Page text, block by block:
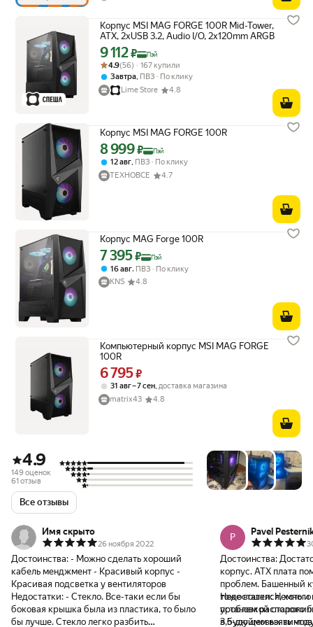
Корпус MSI MAG FORGE 100R Mid-Tower,
ATX, 2xUSB 3.2, Audio I/O, 2x120mm ARGB
Цена с картой Яндекс Пэй 9112 ₽ вместо
9 112₽ Пэй
Рейтинг товара: 4.9 из 5
Оценок: (56) · 167 купили
4.9(56) · 167 купили
Завтра, ПВЗ
По клику
Lime Store
4.8
Корпус MSI MAG FORGE 100R
Цена с картой Яндекс Пэй 8999 ₽ вместо
8 999₽ Пэй
12 авг ПВЗ
По клику
ТЕХНОВСЁ
4.7
Корпус MAG Forge 100R
Цена с картой Яндекс Пэй 7395 ₽ вместо
7 395₽ Пэй
16 авг, ПВЗ
По клику
KNS
4.8
Компьютерный корпус MSI MAG FORGE
100R
Цена 6795 ₽ вместо
6 795₽
31 авг – 7 сен, доставка магазина
matrix43
4.8
4.9
149 оценок
61 отзыв
Все отзывы
Имя скрыто
26 ноября 2022
Достоинства: - Можно сделать хороший
кабель менджмент - Красивый корпус -
Красивая подсветка у вентиляторов
Недостатки: - Стекло. Все-таки если бы
боковая крышка была из пластика, то было
бы лучше. Стекло легко разбить
P
Pavel
Достоинства:
корпус. ATX плата
проблем. Башенный
тоже вошелся, хоть и
проблем
3,5-дюймовых винтов
Недостатки: Немного
установкой старого
в будущем взять